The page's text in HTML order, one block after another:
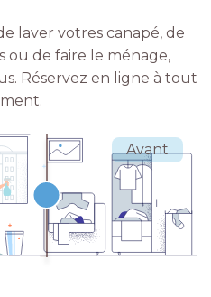
laver votres canapé, de
ou de faire le ménage,
Réservez en ligne à tout